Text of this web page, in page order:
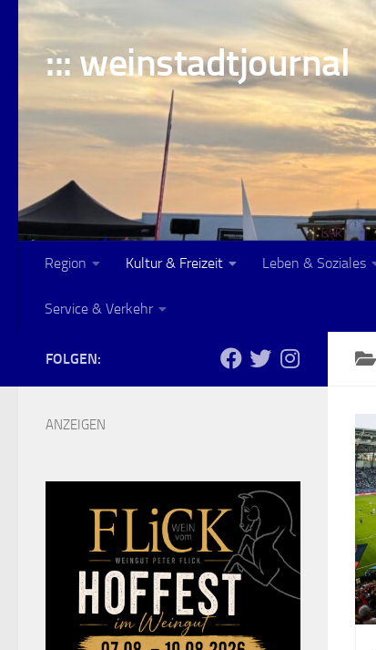
Skip to content
::: weinstadtjournal
Region Kultur & Freizeit Leben & Soziales
Service & Verkehr
FOLGEN:
ANZEIGEN